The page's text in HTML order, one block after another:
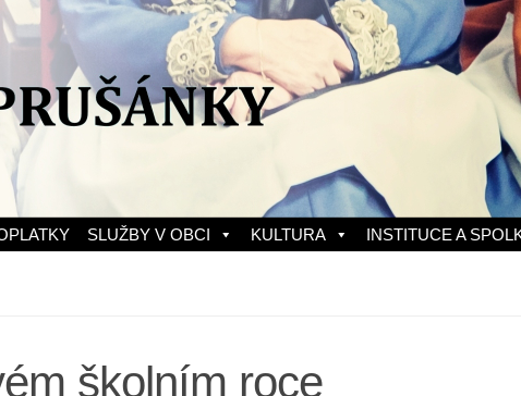
SLUŽBY V OBCI KULTURA INSTITUCE A
školním roce